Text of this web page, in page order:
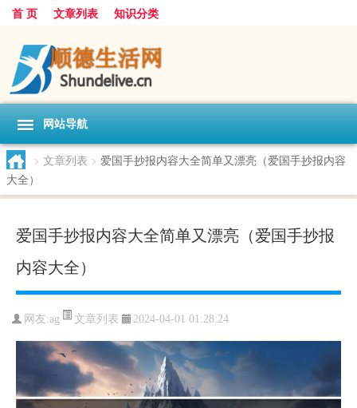
首 页 文章列表 知识分类
网站导航
> 文章列表 > 爱国手抄报内容大全简单又漂亮（爱国手抄报内容
大全）
爱国手抄报内容大全简单又漂亮（爱国手抄报
内容大全）
网友:ag 文章列表 2024-04-01 01:28:24